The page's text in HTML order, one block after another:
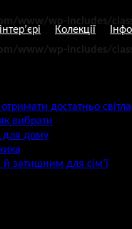
Колекції
www/wp-includes/
www/wp-includes/
достатньо світла
вибрати
для дому
й затишним для сім’ї